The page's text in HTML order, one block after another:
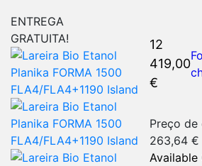
ENTREGA
GRATUITA!
12
419,00
€
Preço
263,64 €
Available